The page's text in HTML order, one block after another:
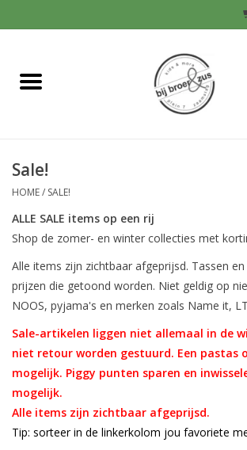
Home
Baby
Sale!
Schoenen en Tassen
Speelgoed
Cadeaubonnen
Sale!
HOME/ SALE!
ALLE SALE items op een rij
Shop de zomer- en winter collecties met
Alle items zijn zichtbaar afgeprijsd. Tassen
prijzen die getoond worden. Niet geldig op
NOOS, pyjama's en merken zoals Name it,
Sale-artikelen liggen niet allemaal in de
niet retour worden gestuurd. Een pastas
mogelijk. Piggy punten sparen en
mogelijk.
Alle items zijn zichtbaar afgeprijsd.
Tip: sorteer in de linkerkolom jou favoriete